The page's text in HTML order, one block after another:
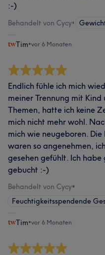
:-)
Behandelt von Cycy•
Tim•vor 6 Monaten
Endlich fühle ich mich
meiner Trennung mit
Themen, hatte ich keine
mich nicht mehr wohl.
mich wie neugeboren.
waren so angenehmen,
gesehen gefühlt. Ich
gebucht :-)
Behandelt von Cycy•
Feuchtigkeitsspendende
Tim•vor 6 Monaten